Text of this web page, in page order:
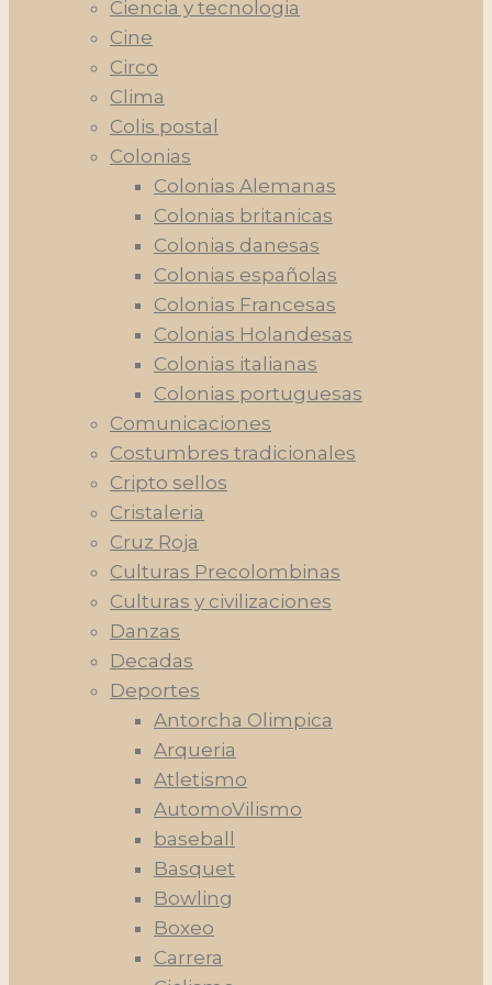
Ciencia y tecnologia
Cine
Circo
Clima
Colis postal
Colonias
Colonias Alemanas
Colonias britanicas
Colonias danesas
Colonias españolas
Colonias Francesas
Colonias Holandesas
Colonias italianas
Colonias portuguesas
Comunicaciones
Costumbres tradicionales
Cripto sellos
Cristaleria
Cruz Roja
Culturas Precolombinas
Culturas y civilizaciones
Danzas
Decadas
Deportes
Antorcha Olimpica
Arqueria
Atletismo
AutomoVilismo
baseball
Basquet
Bowling
Boxeo
Carrera